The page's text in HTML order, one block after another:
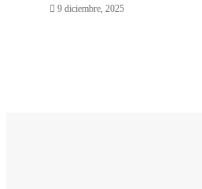
9 diciembre, 2025